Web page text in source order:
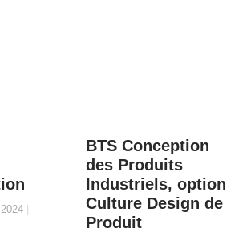
BTS Conception
des Produits
Industriels, option
Culture Design de
Produit